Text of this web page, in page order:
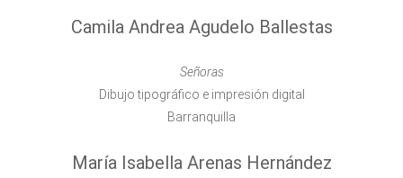
Camila Andrea Agudelo Ballestas
Señoras
Dibujo tipográfico e impresión digital
Barranquilla
María Isabella Arenas Hernández